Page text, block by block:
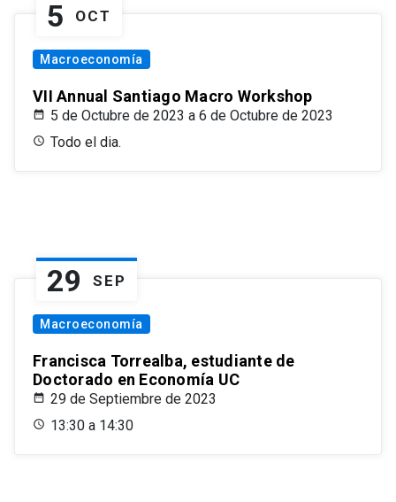
5 OCT
Macroeconomía
VII Annual Santiago Macro Workshop
5 de Octubre de 2023 a 6 de Octubre de 2023
Todo el dia.
29 SEP
Macroeconomía
Francisca Torrealba, estudiante de
Doctorado en Economía UC
29 de Septiembre de 2023
13:30 a 14:30